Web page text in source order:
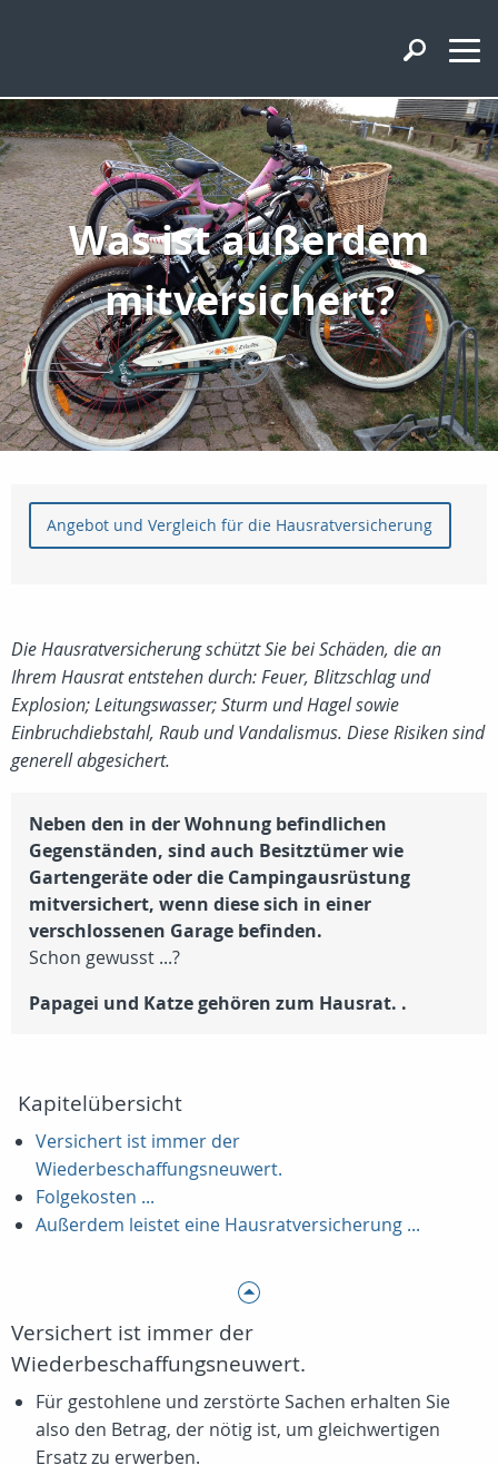
Was ist außerdem
mitversichert?
Angebot und Vergleich für die Hausratversicherung
Die Hausratversicherung schützt Sie bei Schäden, die an
Ihrem Hausrat entstehen durch: Feuer, Blitzschlag und
Explosion; Leitungswasser; Sturm und Hagel sowie
Einbruchdiebstahl, Raub und Vandalismus. Diese Risiken sind
generell abgesichert.
Neben den in der Wohnung befindlichen
Gegenständen, sind auch Besitztümer wie
Gartengeräte oder die Campingausrüstung
mitversichert, wenn diese sich in einer
verschlossenen Garage befinden.
Schon gewusst ...?
Papagei und Katze gehören zum Hausrat. .
Kapitelübersicht
Versichert ist immer der
Wiederbeschaffungsneuwert.
Folgekosten ...
Außerdem leistet eine Hausratversicherung ...
Versichert ist immer der
Wiederbeschaffungsneuwert.
Für gestohlene und zerstörte Sachen erhalten Sie
also den Betrag, der nötig ist, um gleichwertigen
Ersatz zu erwerben.